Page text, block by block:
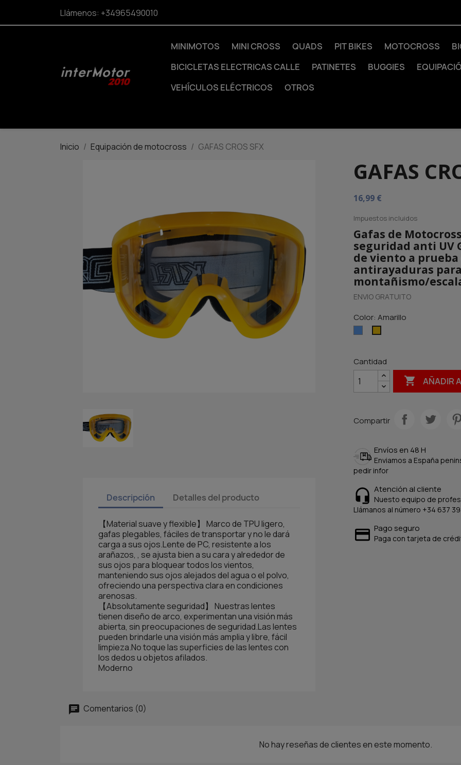
Llámenos: +34965490010
MINIMOTOS MINI CROSS QUADS PIT BIKES MOTOCROSS
BICICLETAS ELECTRICAS CALLE
PATINETES BUGGIES
VEHÍCULOS ELÉCTRICOS
OTROS
Inicio Equipación de motocross GAFAS CROS SFX
Descripción Detalles del producto
【Material suave y flexible】 Marco de TPU ligero,
gafas plegables, fáciles de transportar y no le dará
carga a sus ojos.Lente de PC, resistente a los
arañazos, , se ajusta bien a su cara y alrededor de
sus ojos para bloquear todos los vientos,
manteniendo sus ojos alejados del agua o el polvo,
ofreciendo una perspectiva clara en condiciones
arenosas.
【Absolutamente seguridad】 Nuestras lentes
tienen diseño de arco, experimentan una visión más
abierta, sin preocupaciones de seguridad.Las lentes
pueden brindarle una visión más amplia y libre, fácil
limpieza.No toque las superficies de las lentes con
los dedos u objetos afilados.
Moderno
GAFAS
16,99 €
Impuestos incluidos
Gafas de
seguridad anti UV
de viento a
antirayaduras
montañismo/
ENVIO GRATUITO
Color: Amarillo
Cantidad
 AÑADIR
Compartir
Envíos en 48 H
Enviamos a España
pedir infor
Atención al cliente
Nuesto equipo de
Llámanos al número +34 637
Pago seguro
Paga con tarjeta de
Comentarios (0)
No hay reseñas de clientes en este momento.